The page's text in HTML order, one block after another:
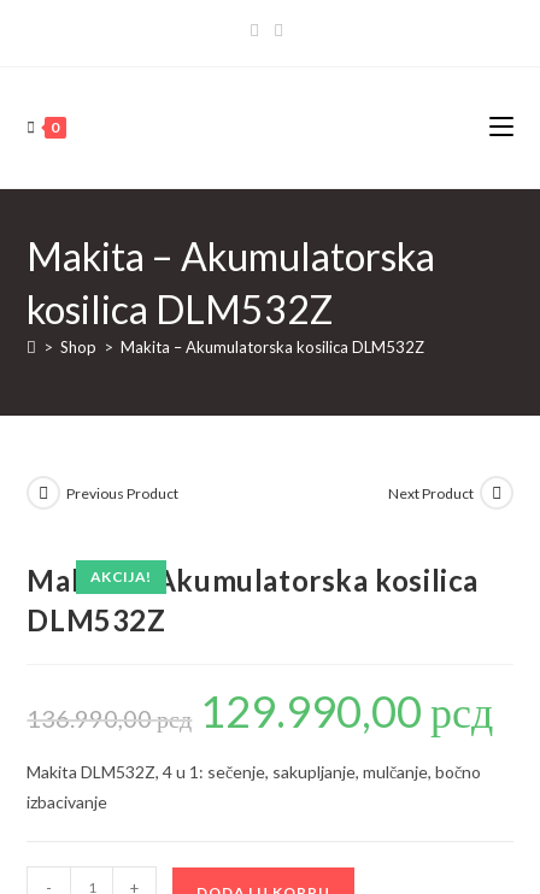
0
Makita – Akumulatorska
kosilica DLM532Z
> Shop > Makita – Akumulatorska kosilica DLM532Z
AKCIJA!
Previous Product Next Product
Makita – Akumulatorska kosilica
DLM532Z
136.990,00рсд
Originalna
cena
je
136.990,00 рсд.
129.990,00рсдje:
Makita DLM532Z, 4 u 1: sečenje, sakupljanje, mulčanje, bočno
izbacivanje
- +